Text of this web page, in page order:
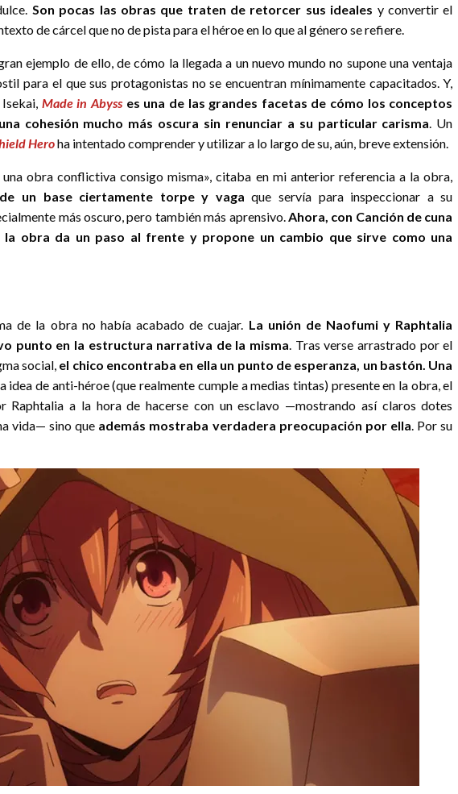
Son pocas las obras que traten de retorcer sus ideales y convertir el
de cárcel que no de pista para el héroe en lo que al género se refiere.
ejemplo de ello, de cómo la llegada a un nuevo mundo no supone una ventaja
para el que sus protagonistas no se encuentran mínimamente capacitados. Y,
Made in Abyss es una de las grandes facetas de cómo los conceptos
cohesión mucho más oscura sin renunciar a su particular carisma. Un
Heroha intentado comprender y utilizar a lo largo de su, aún, breve extensión.
obra conflictiva consigo misma», citaba en mi anterior referencia a la obra,
un base ciertamente torpe y vagaque servía para inspeccionar a su
más oscuro, pero también más aprensivo.Ahora, con Canción de cuna
obra da un paso al frente y propone un cambio que sirve como una
de la obra no había acabado de cuajar. La unión de Naofumi y Raphtalia
punto en la estructura narrativa de la misma. Tras verse arrastrado por el
social, el chico encontraba en ella un punto de esperanza, un bastón. Una
idea de anti-héroe (que realmente cumple a medias tintas) presente en la obra, el
Raphtalia a la hora de hacerse con un esclavo —mostrando así claros dotes
vida— sino que además mostraba verdadera preocupación por ella. Por su